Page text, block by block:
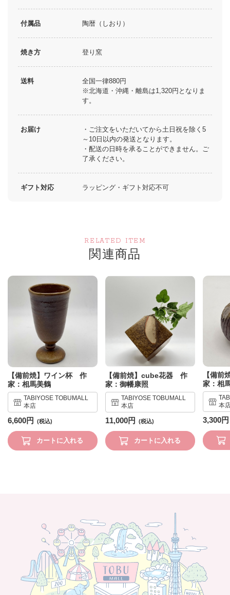
付属品 陶暦（しおり）
焼き方 登り窯
送料
全国一律880円
※北海道・沖縄・離島は1,320円となりま
す。
お届け
・ご注文をいただいてから土日祝を除く5
～10日以内の発送となります。
・配送の日時を承ることができません。ご
了承ください。
ギフト対応 ラッピング・ギフト対応不可
RELATED ITEM
関連商品
【備前焼】ワイン杯 作
家：相馬美鶴
TABIYOSE TOBUMALL
本店
6,600円
カートに入れる
【備前焼】cube花器 作
家：御幡康照
TABIYOSE TOBUMALL
本店
11,000円
カートに入れる
【備
家：相
本
3,300円